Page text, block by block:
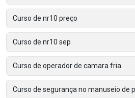
Curso de nr10 preço
Curso de nr10 sep
Curso de operador de camara fria
Curso de segurança no manuseio de